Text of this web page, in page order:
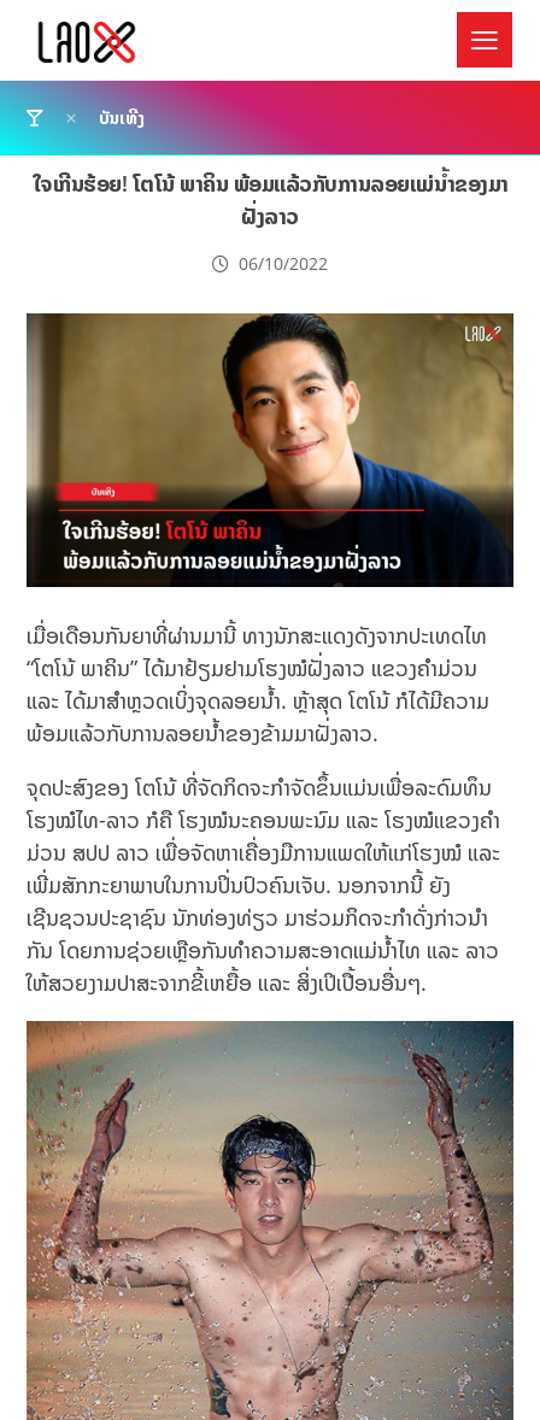
ບັນເທີງ
ໃຈເກີນຮ້ອຍ! ໂຕໂນ້ ພາຄິນ ພ້ອມແລ້ວກັບການລອຍແມ່ນ້ຳຂອງມາ
ຝັ່ງລາວ
06/10/2022
ເມື່ອເດືອນກັນຍາທີ່ຜ່ານມານີ້ ທາງນັກສະແດງດັງຈາກປະເທດໄທ
“ໂຕໂນ້ ພາຄິນ” ໄດ້ມາຢ້ຽມຢາມໂຮງໝໍຝັ່ງລາວ ແຂວງຄຳມ່ວນ
ແລະ ໄດ້ມາສໍາຫຼວດເບິ່ງຈຸດລອຍນໍ້າ. ຫຼ້າສຸດ ໂຕໂນ້ ກໍໄດ້ມີຄວາມ
ພ້ອມແລ້ວກັບການລອຍນ້ຳຂອງຂ້າມມາຝັ່ງລາວ.
ຈຸດປະສົງຂອງ ໂຕໂນ້ ທີ່ຈັດກິດຈະກຳຈັດຂຶ້ນແມ່ນເພື່ອລະດົມທຶນ
ໂຮງໝໍໄທ-ລາວ ກໍຄື ໂຮງໝໍນະຄອນພະນົມ ແລະ ໂຮງໝໍແຂວງຄຳ
ມ່ວນ ສປປ ລາວ ເພື່ອຈັດຫາເຄື່ອງມືການແພດໃຫ້ແກ່ໂຮງໝໍ ແລະ
ເພີ່ມສັກກະຍາພາບໃນການປິ່ນປົວຄົນເຈັບ. ນອກຈາກນີ້ ຍັງ
ເຊີນຊວນປະຊາຊົນ ນັກທ່ອງທ່ຽວ ມາຮ່ວມກິດຈະກຳດັ່ງກ່າວນຳ
ກັນ ໂດຍການຊ່ວຍເຫຼືອກັນທຳຄວາມສະອາດແມ່ນ້ຳໄທ ແລະ ລາວ
ໃຫ້ສວຍງາມປາສະຈາກຂີ້ເຫຍື້ອ ແລະ ສິ່ງເປິເປື້ອນອື່ນໆ.